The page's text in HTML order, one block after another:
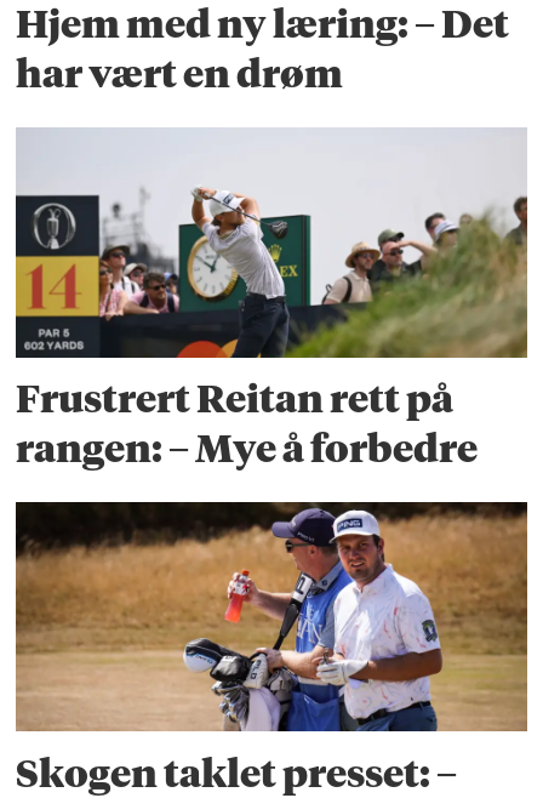
Hjem med ny læring: – Det
har vært en drøm
Frustrert Reitan rett på
rangen: – Mye å forbedre
Skogen taklet presset: –